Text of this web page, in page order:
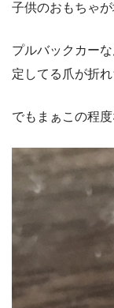
子供のおもちゃが
プルバックカー
定してる爪が折
でもまぁこの程